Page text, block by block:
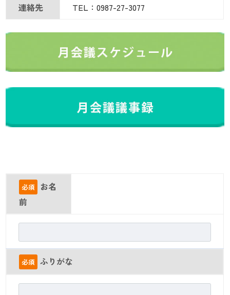
連絡先 TEL：0987-27-3077
必須
お名
前
必須 ふりがな